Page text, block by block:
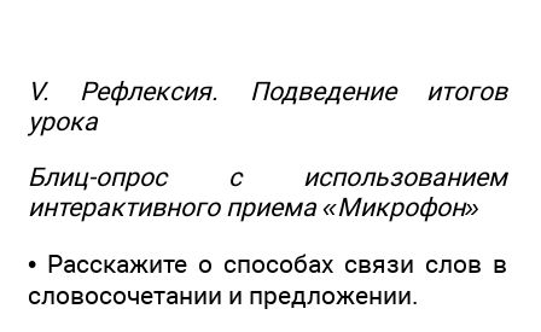
V. Рефлексия. Подведение итогов
урока
Блиц-опрос с использованием
интерактивного приема «Микрофон»
• Расскажите о способах связи слов в
словосочетании и предложении.